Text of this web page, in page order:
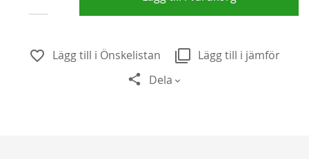
Lägg till i Önskelistan
Lägg till i jämför
Dela